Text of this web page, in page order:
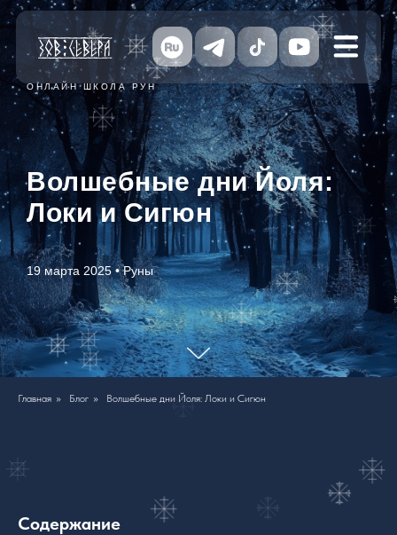
ОНЛАЙН ШКОЛА РУН
Волшебные дни Йоля:
Локи и Сигюн
19 марта 2025 • Руны
Главная » Блог » Волшебные дни Йоля: Локи и Сигюн
Содержание